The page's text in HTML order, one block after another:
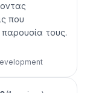
που
τους.